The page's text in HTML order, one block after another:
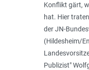
Konflikt gärt,
hat. Hier
der JN-
(Hildesheim/
Publizist"